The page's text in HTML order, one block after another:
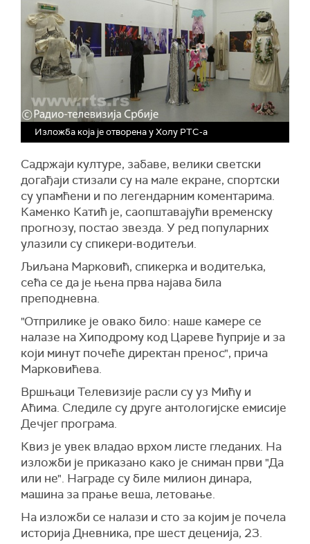
Изложба која је отворена у Холу РТС-а
Садржаји културе, забаве, велики светски
догађаји стизали су на мале екране, спортски
су упамћени и по легендарним коментарима.
Каменко Катић је, саопштавајући временску
прогнозу, постао звезда. У ред популарних
улазили су спикери-водитељи.
Љиљана Марковић, спикерка и водитељка,
сећа се да је њена прва најава била
преподневна.
"Отприлике је овако било: наше камере се
налазе на Хиподрому код Цареве ћуприје и за
који минут почеће директан пренос", прича
Марковићева.
Вршњаци Телевизије расли су уз Мићу и
Аћима. Следиле су друге антологијске емисије
Дечјег програма.
Квиз је увек владао врхом листе гледаних. На
изложби је приказано како је сниман први "Да
или не". Награде су биле милион динара,
машина за прање веша, летовање.
На изложби се налази и сто за којим је почела
историја Дневника, пре шест деценија, 23.